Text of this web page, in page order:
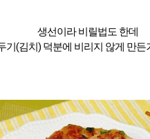
생선이라 비릴법도 한데
기(김치) 덕분에 비리지 않게 만든